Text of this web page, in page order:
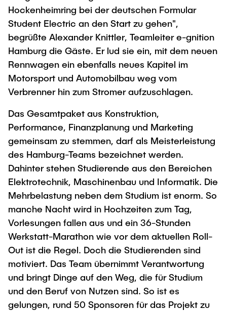
Hockenheimring bei der deutschen Formular
Student Electric an den Start zu gehen",
begrüßte Alexander Knittler, Teamleiter e-gnition
Hamburg die Gäste. Er lud sie ein, mit dem neuen
Rennwagen ein ebenfalls neues Kapitel im
Motorsport und Automobilbau weg vom
Verbrenner hin zum Stromer aufzuschlagen.
Das Gesamtpaket aus Konstruktion,
Performance, Finanzplanung und Marketing
gemeinsam zu stemmen, darf als Meisterleistung
des Hamburg-Teams bezeichnet werden.
Dahinter stehen Studierende aus den Bereichen
Elektrotechnik, Maschinenbau und Informatik. Die
Mehrbelastung neben dem Studium ist enorm. So
manche Nacht wird in Hochzeiten zum Tag,
Vorlesungen fallen aus und ein 36-Stunden
Werkstatt-Marathon wie vor dem aktuellen Roll-
Out ist die Regel. Doch die Studierenden sind
motiviert. Das Team übernimmt Verantwortung
und bringt Dinge auf den Weg, die für Studium
und den Beruf von Nutzen sind. So ist es
gelungen, rund 50 Sponsoren für das Projekt zu